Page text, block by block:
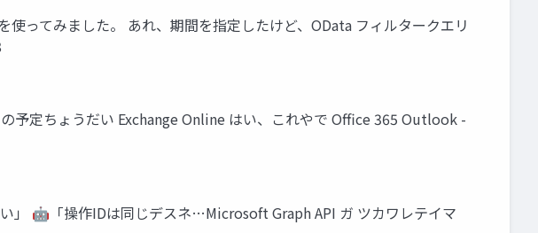
ってみました。 あれ、期間を指定したけど、OData フィルタークエリ
予定ちょうだい Exchange Online はい、これやで Office 365 Outlook -
」 🤖「操作IDは同じデスネ…Microsoft Graph API ガ ツカワレテイマ